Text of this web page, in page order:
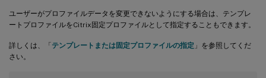
ユーザーがプロファイルデータを変更できないようにする場合は、テンプレ
ートプロファイルをCitrix固定プロファイルとして指定することもできます。
詳しくは、「テンプレートまたは固定プロファイルの指定 」を参照してくだ
さい。